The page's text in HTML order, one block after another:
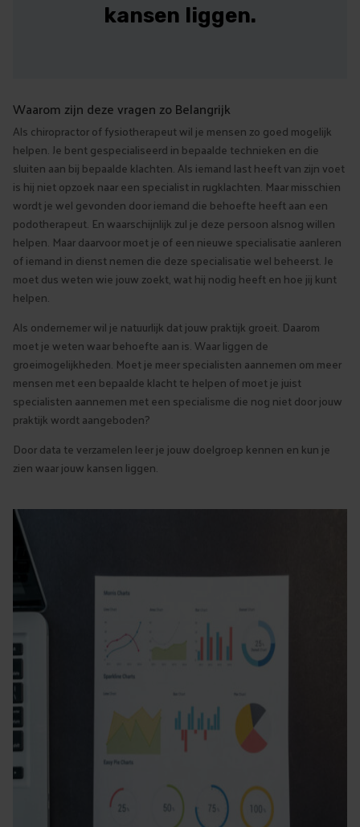
kansen liggen.
Waarom zijn deze vragen zo Belangrijk
Als chiropractor of fysiotherapeut wil je mensen zo goed mogelijk
helpen. Je bent gespecialiseerd in bepaalde technieken en die
sluiten aan bij bepaalde klachten. Als iemand last heeft van zijn voet
is hij niet opzoek naar een specialist in rugklachten. Maar misschien
wordt je wel gevonden door iemand die behoefte heeft aan een
podotherapeut. En waarschijnlijk zul je deze persoon alsnog willen
helpen. Maar daarvoor moet je of een nieuwe specialisatie aanleren
of iemand in dienst nemen die deze specialisatie wel beheerst. Je
moet dus weten wie jouw zoekt, wat hij nodig heeft en hoe jij kunt
helpen.
Als ondernemer wil je natuurlijk dat jouw praktijk groeit. Daarom
moet je weten waar behoefte aan is. Waar liggen de
groeimogelijkheden. Moet je meer specialisten aannemen om meer
mensen met een bepaalde klacht te helpen of moet je juist
specialisten aannemen met een specialisme die nog niet door jouw
praktijk wordt aangeboden?
Door data te verzamelen leer je jouw doelgroep kennen en kun je
zien waar jouw kansen liggen.